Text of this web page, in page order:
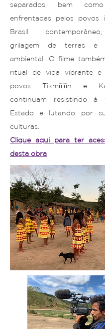
separados, bem
enfrentadas pelos povos
Brasil
grilagem de terras e
ambiental. O filme
ritual de vida vibrante e
povos Tikmũ'ũn e
continuam resistindo à
Estado e lutando por
culturas.
Clique aqui para ter
desta obra